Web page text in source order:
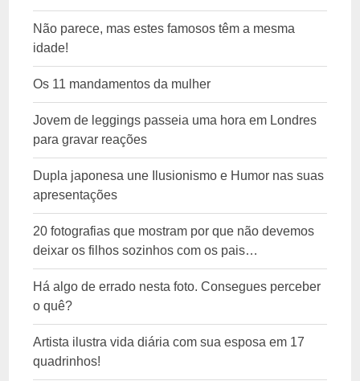
Não parece, mas estes famosos têm a mesma
idade!
Os 11 mandamentos da mulher
Jovem de leggings passeia uma hora em Londres
para gravar reações
Dupla japonesa une Ilusionismo e Humor nas suas
apresentações
20 fotografias que mostram por que não devemos
deixar os filhos sozinhos com os pais…
Há algo de errado nesta foto. Consegues perceber
o quê?
Artista ilustra vida diária com sua esposa em 17
quadrinhos!